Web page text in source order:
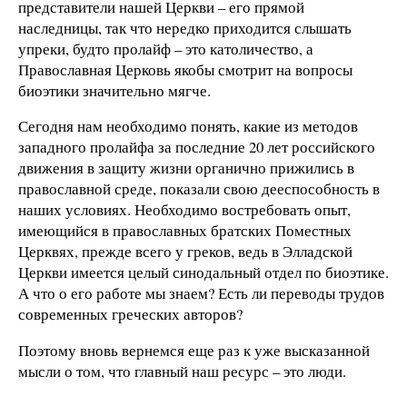
представители нашей Церкви – его прямой
наследницы, так что нередко приходится слышать
упреки, будто пролайф – это католичество, а
Православная Церковь якобы смотрит на вопросы
биоэтики значительно мягче.
Сегодня нам необходимо понять, какие из методов
западного пролайфа за последние 20 лет российского
движения в защиту жизни органично прижились в
православной среде, показали свою дееспособность в
наших условиях. Необходимо востребовать опыт,
имеющийся в православных братских Поместных
Церквях, прежде всего у греков, ведь в Элладской
Церкви имеется целый синодальный отдел по биоэтике.
А что о его работе мы знаем? Есть ли переводы трудов
современных греческих авторов?
Поэтому вновь вернемся еще раз к уже высказанной
мысли о том, что главный наш ресурс – это люди.